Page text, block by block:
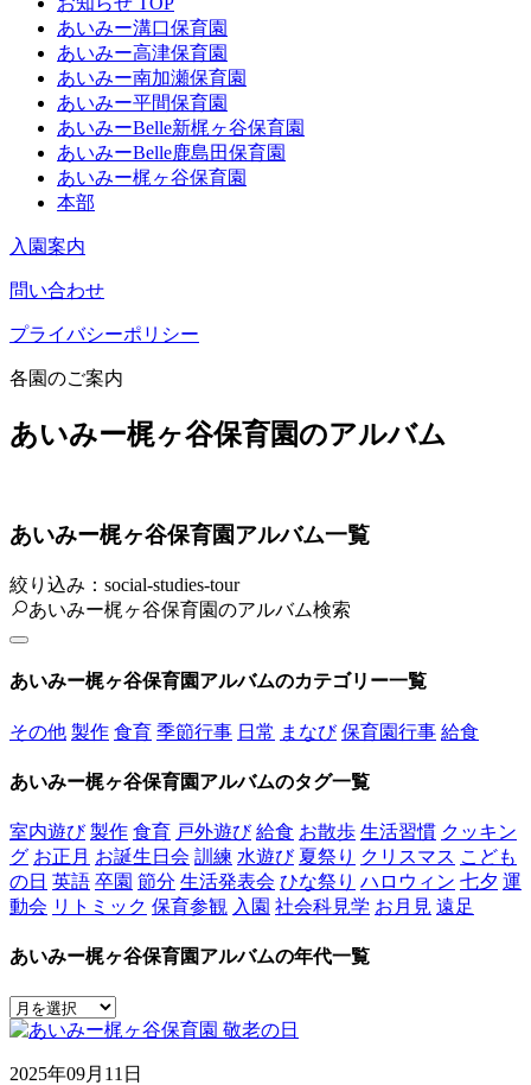
あいみー溝口保育園
あいみー高津保育園
あいみー南加瀬保育園
あいみー平間保育園
あいみーBelle新梶ヶ谷保育園
あいみーBelle鹿島田保育園
あいみー梶ヶ谷保育園
本部
入園案内
問い合わせ
プライバシーポリシー
各園のご案内
あいみー梶ヶ谷保育園のアルバム
あいみー梶ヶ谷保育園アルバム一覧
絞り込み：social-studies-tour
あいみー梶ヶ谷保育園のアルバム検索
あいみー梶ヶ谷保育園アルバムのカテゴリー一覧
その他 製作 食育 季節行事 日常 まなび 保育園行事 給食
あいみー梶ヶ谷保育園アルバムのタグ一覧
室内遊び 製作 食育 戸外遊び 給食 お散歩 生活習慣 クッキン
グ お正月 お誕生日会 訓練 水遊び 夏祭り クリスマス こども
の日 英語 卒園 節分 生活発表会 ひな祭り ハロウィン 七夕 運
動会 リトミック 保育参観 入園 社会科見学 お月見 遠足
あいみー梶ヶ谷保育園アルバムの年代一覧
2025年09月11日